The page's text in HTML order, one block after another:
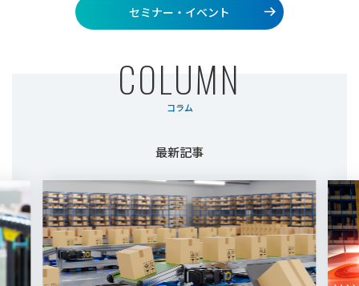
セミナー・イベント
COLUMN
コラム
最新記事